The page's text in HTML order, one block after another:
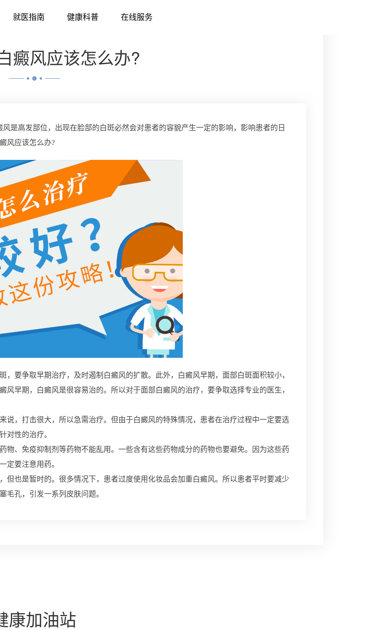
就医指南 健康科普 在线服务
癜风应该怎么办?
高发部位，出现在脸部的白斑必然会对患者的容貌产生一定的影响，影响患者的日
风应该怎么办?
争取早期治疗，及时遏制白癜风的扩散。此外，白癜风早期，面部白斑面积较小，
早期，白癜风是很容易治的。所以对于面部白癜风的治疗，要争取选择专业的医生，
，打击很大，所以急需治疗。但由于白癜风的特殊情况，患者在治疗过程中一定要选
对性的治疗。
、免疫抑制剂等药物不能乱用。一些含有这些药物成分的药物也要避免。因为这些药
定要注意用药。
但也是暂时的。很多情况下，患者过度使用化妆品会加重白癜风。所以患者平时要减少
毛孔，引发一系列皮肤问题。
康加油站